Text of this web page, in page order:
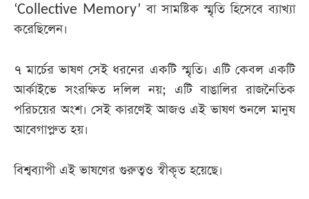
‘Collective Memory’ বা সামষ্টিক স্মৃতি হিসেবে ব্যাখ্যা
করেছিলেন।
৭ মার্চের ভাষণ সেই ধরনের একটি স্মৃতি। এটি কেবল একটি
আর্কাইভে সংরক্ষিত দলিল নয়; এটি বাঙালির রাজনৈতিক
পরিচয়ের অংশ। সেই কারণেই আজও এই ভাষণ শুনলে মানুষ
আবেগাপ্লুত হয়।
বিশ্বব্যাপী এই ভাষণের গুরুত্বও স্বীকৃত হয়েছে।